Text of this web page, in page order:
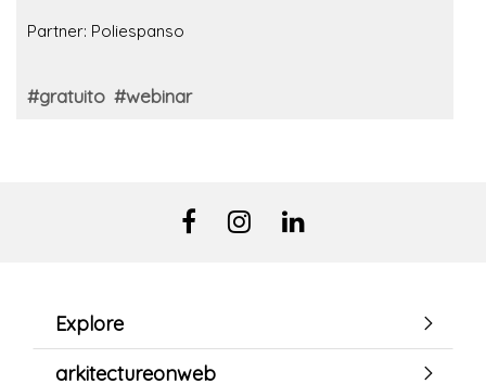
Partner: Poliespanso
#gratuito #webinar
Explore
arkitectureonweb